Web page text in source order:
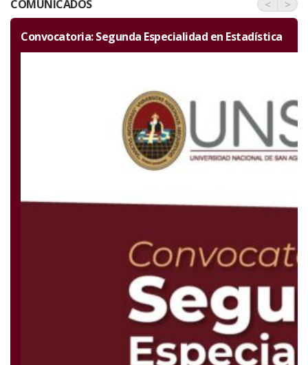
COMUNICADOS < >
Estadística Invitación por el aniversario de la
Ciencias Naturales y Formales